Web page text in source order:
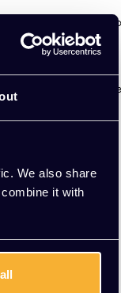
We also share
it with
Dankzij de lichte,
een